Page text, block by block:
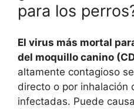
para los
El virus más mortal
del moquillo canino
altamente contagioso
directo o por inhalación
infectadas. Puede